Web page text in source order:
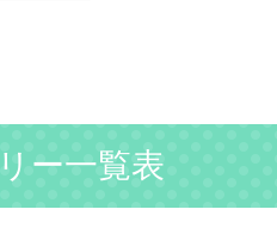
ー一覧表